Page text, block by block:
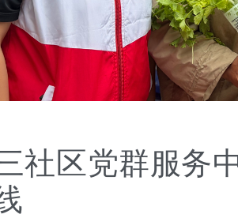
社区党群服务